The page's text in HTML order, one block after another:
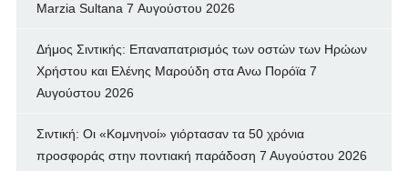
Marzia Sultana 7 Αυγούστου 2026
Δήμος Σιντικής: Επαναπατρισμός των oστών των Ηρώων
Χρήστου και Ελένης Μαρούδη στα Ανω Πορόϊα 7
Αυγούστου 2026
Σιντική: Οι «Κομνηνοί» γιόρτασαν τα 50 χρόνια
προσφοράς στην ποντιακή παράδοση 7 Αυγούστου 2026